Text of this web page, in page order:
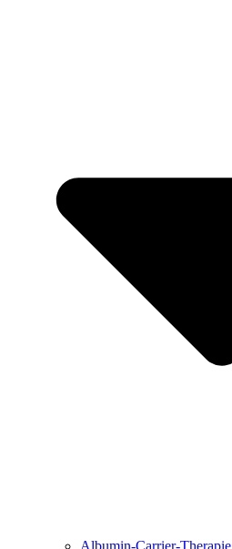
Albumin-Carrier-Therapie